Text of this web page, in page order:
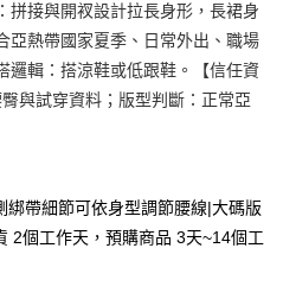
拼接與開衩設計拉長身形，長裙身
亞熱帶國家夏季、日常外出、職場
邏輯：搭涼鞋或低跟鞋。【信任資
與試穿資料；版型判斷：正常亞
帶細節可依身型調節腰線|大碼版
2個工作天，預購商品 3天~14個工